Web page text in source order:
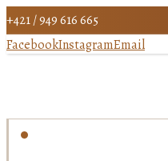
+421 / 949 616 665
FacebookInstagramEmail